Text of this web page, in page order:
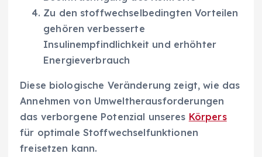
Zu den stoffwechselbedingten Vorteilen
gehören verbesserte
Insulinempfindlichkeit und erhöhter
Energieverbrauch
Diese biologische Veränderung zeigt, wie das
Annehmen von Umweltherausforderungen
das verborgene Potenzial unseres Körpers
für optimale Stoffwechselfunktionen
freisetzen kann.